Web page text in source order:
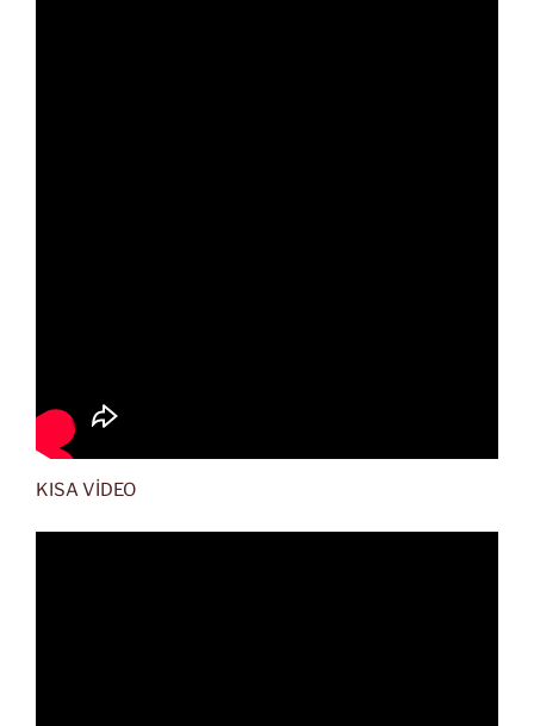
KISA VİDEO